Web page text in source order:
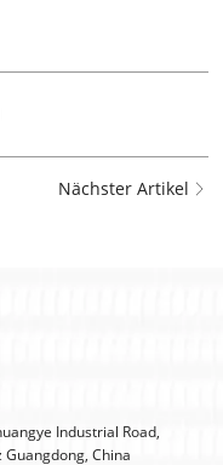
Nächster Artikel
Industrial Road,
China